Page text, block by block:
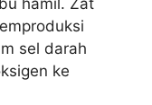
sel darah
ke